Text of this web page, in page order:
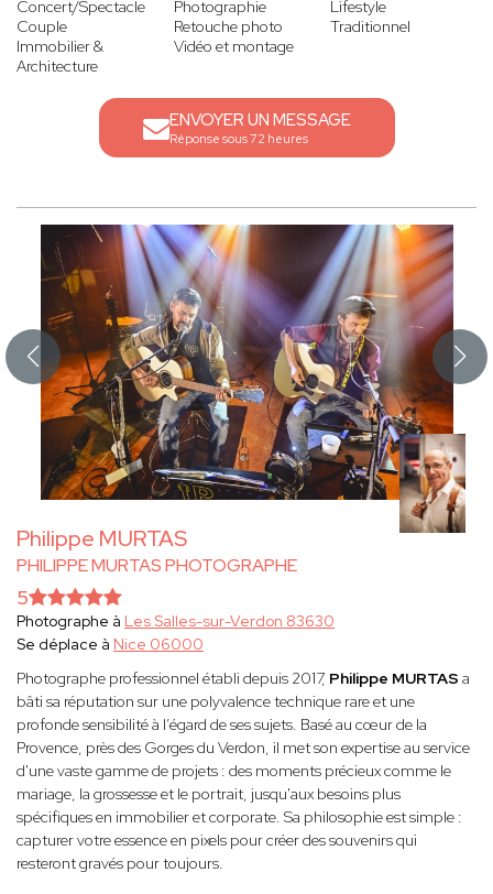
Concert/Spectacle
Couple
Immobilier &
Architecture
Photographie
Retouche photo
Vidéo et montage
Lifestyle
Traditionnel
ENVOYER UN MESSAGE
Réponse sous 72 heures
Philippe MURTAS
PHILIPPE MURTAS PHOTOGRAPHE
5
Photographe à Les Salles-sur-Verdon 83630
Se déplace à Nice 06000
Photographe professionnel établi depuis 2017, Philippe MURTAS a
bâti sa réputation sur une polyvalence technique rare et une
profonde sensibilité à l’égard de ses sujets. Basé au cœur de la
Provence, près des Gorges du Verdon, il met son expertise au service
d'une vaste gamme de projets : des moments précieux comme le
mariage, la grossesse et le portrait, jusqu'aux besoins plus
spécifiques en immobilier et corporate. Sa philosophie est simple :
capturer votre essence en pixels pour créer des souvenirs qui
resteront gravés pour toujours.